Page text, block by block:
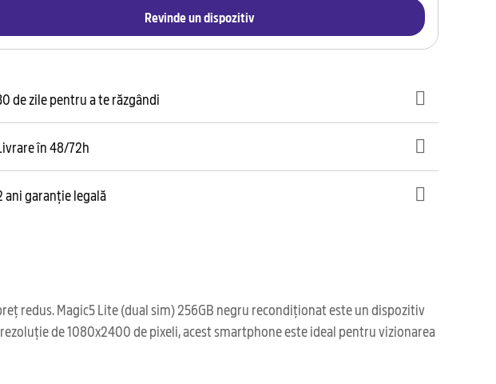
Revinde un dispozitiv
de zile pentru a te răzgândi
în 48/72h
ani garanție legală
redus. Magic5 Lite (dual sim) 256GB negru recondiționat este un dispozitiv
de 1080x2400 de pixeli, acest smartphone este ideal pentru vizionarea